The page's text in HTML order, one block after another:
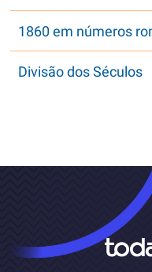
1860 em números
Divisão dos Séculos